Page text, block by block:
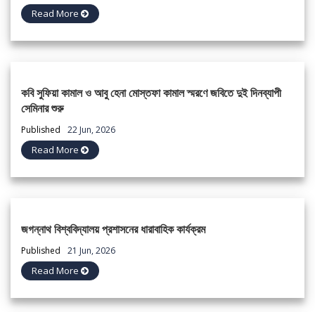
Read More
কবি সুফিয়া কামাল ও আবু হেনা মোস্তফা কামাল স্মরণে জবিতে দুই দিনব্যাপী
সেমিনার শুরু
Published 22 Jun, 2026
Read More
জগন্নাথ বিশ্ববিদ্যালয় প্রশাসনের ধারাবাহিক কার্যক্রম
Published 21 Jun, 2026
Read More